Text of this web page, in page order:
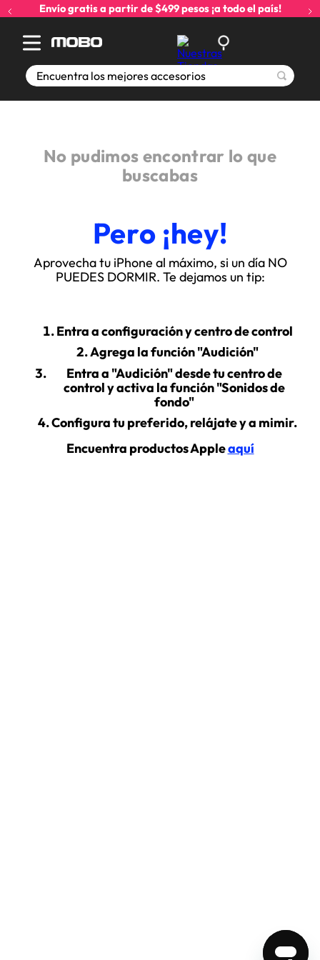
Envío gratis a partir de $499 pesos ¡a todo el país!
Encuentra los mejores accesorios
No pudimos encontrar lo que
buscabas
Pero ¡hey!
Aprovecha tu iPhone al máximo, si un día NO
PUEDES DORMIR. Te dejamos un tip:
Entra a configuración y centro de control
Agrega la función "Audición"
Entra a "Audición" desde tu centro de
control y activa la función "Sonidos de
fondo"
Configura tu preferido, relájate y a mimir.
Encuentra productos Appleaquí